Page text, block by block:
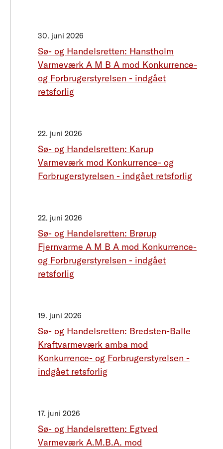
30. juni 2026
Sø- og Handelsretten: Hanstholm
Varmeværk A M B A mod Konkurrence-
og Forbrugerstyrelsen - indgået
retsforlig
22. juni 2026
Sø- og Handelsretten: Karup
Varmeværk mod Konkurrence- og
Forbrugerstyrelsen - indgået retsforlig
22. juni 2026
Sø- og Handelsretten: Brørup
Fjernvarme A M B A mod Konkurrence-
og Forbrugerstyrelsen - indgået
retsforlig
19. juni 2026
Sø- og Handelsretten: Bredsten-Balle
Kraftvarmeværk amba mod
Konkurrence- og Forbrugerstyrelsen -
indgået retsforlig
17. juni 2026
Sø- og Handelsretten: Egtved
Varmeværk A.M.B.A. mod